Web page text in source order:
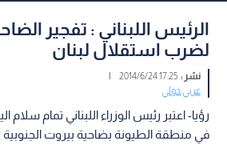
الرئيس اللبناني : تفجير
لضرب استقلال لبنان
نشر :17:25 2014/6/24
|
عربي دولي
رؤيا- اعتبر رئيس الوزراء اللبناني تمام سلام
في منطقة الطيونة بضاحية بيروت